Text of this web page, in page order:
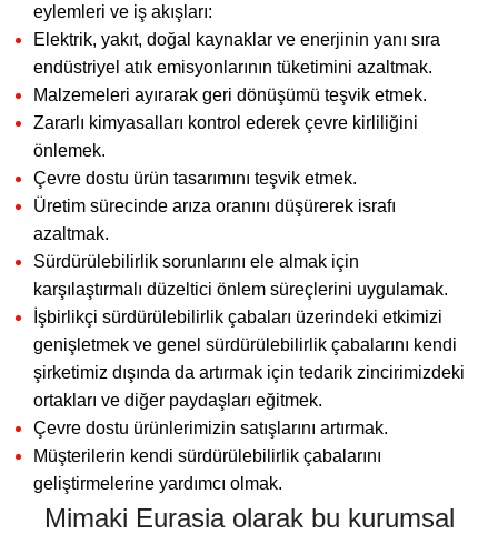
eylemleri ve iş akışları:
Elektrik, yakıt, doğal kaynaklar ve enerjinin yanı sıra
endüstriyel atık emisyonlarının tüketimini azaltmak.
Malzemeleri ayırarak geri dönüşümü teşvik etmek.
Zararlı kimyasalları kontrol ederek çevre kirliliğini
önlemek.
Çevre dostu ürün tasarımını teşvik etmek.
Üretim sürecinde arıza oranını düşürerek israfı
azaltmak.
Sürdürülebilirlik sorunlarını ele almak için
karşılaştırmalı düzeltici önlem süreçlerini uygulamak.
İşbirlikçi sürdürülebilirlik çabaları üzerindeki etkimizi
genişletmek ve genel sürdürülebilirlik çabalarını kendi
şirketimiz dışında da artırmak için tedarik zincirimizdeki
ortakları ve diğer paydaşları eğitmek.
Çevre dostu ürünlerimizin satışlarını artırmak.
Müşterilerin kendi sürdürülebilirlik çabalarını
geliştirmelerine yardımcı olmak.
Mimaki Eurasia olarak bu kurumsal